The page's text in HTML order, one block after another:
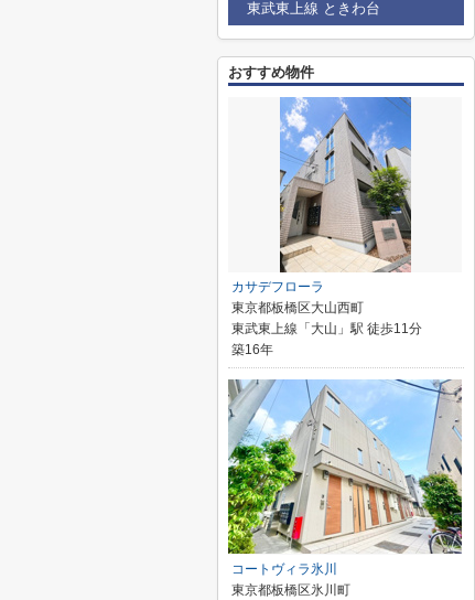
東武東上線 ときわ台
おすすめ物件
カサデフローラ
東京都板橋区大山西町
東武東上線「大山」駅 徒歩11分
築16年
コートヴィラ氷川
東京都板橋区氷川町